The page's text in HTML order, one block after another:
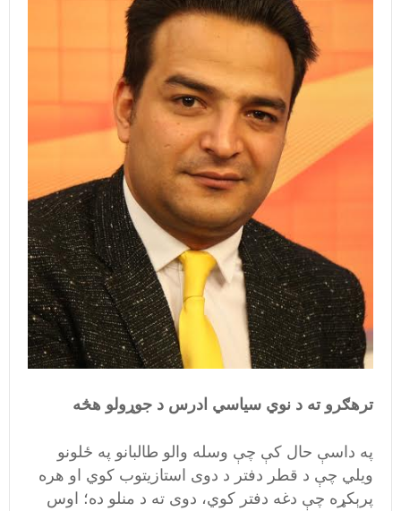
ترهګرو ته د نوي سياسي ادرس د جوړولو هڅه
په داسې حال کې چې وسله والو طالبانو په ځلونو
ویلي چې د قطر دفتر د دوی استازیتوب کوي او هره
پرېکړه چې دغه دفتر کوي، دوی ته د منلو ده؛ اوس